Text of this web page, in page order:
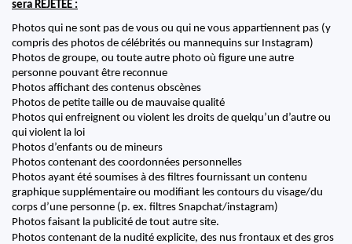
sera REJETÉE :
Photos qui ne sont pas de vous ou qui ne vous appartiennent pas (y
compris des photos de célébrités ou mannequins sur Instagram)
Photos de groupe, ou toute autre photo où figure une autre
personne pouvant être reconnue
Photos affichant des contenus obscènes
Photos de petite taille ou de mauvaise qualité
Photos qui enfreignent ou violent les droits de quelqu’un d’autre ou
qui violent la loi
Photos d’enfants ou de mineurs
Photos contenant des coordonnées personnelles
Photos ayant été soumises à des filtres fournissant un contenu
graphique supplémentaire ou modifiant les contours du visage/du
corps d’une personne (p. ex. filtres Snapchat/instagram)
Photos faisant la publicité de tout autre site.
Photos contenant de la nudité explicite, des nus frontaux et des gros